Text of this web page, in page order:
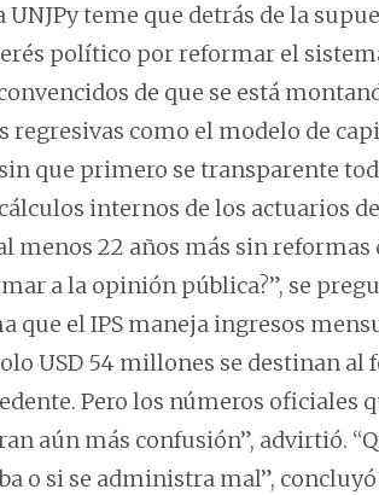
teme que detrás de la
político por reformar el
de que se está
como el modelo de
que primero se transparente
internos de los actuarios
menos 22 años más sin reformas
a la opinión pública?”, se
el IPS maneja ingresos
USD 54 millones se destinan al
Pero los números oficiales
aún más confusión”, advirtió.
o si se administra mal”,